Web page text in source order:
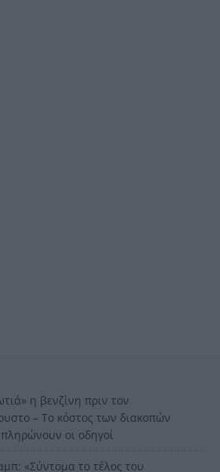
η βενζίνη πριν τον
– Το κόστος των διακοπών
πληρώνουν οι οδηγοί
«Σύντομα το τέλος του